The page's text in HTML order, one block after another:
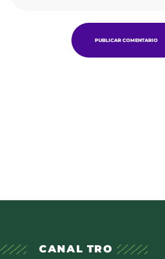
CANAL TRO